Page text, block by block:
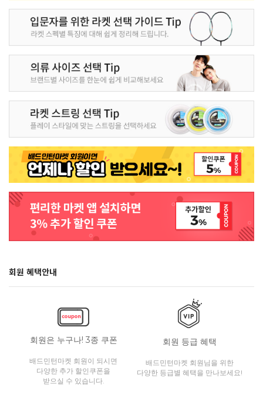
회원 혜택안내
회원은 누구나! 3종 쿠폰
배드민턴마켓 회원이 되시면
다양한 추가 할인쿠폰을
받으실 수 있습니다.
회원 등급 혜택
배드민턴마켓 회원님을 위한
다양한 등급별 혜택을 만나보세요!